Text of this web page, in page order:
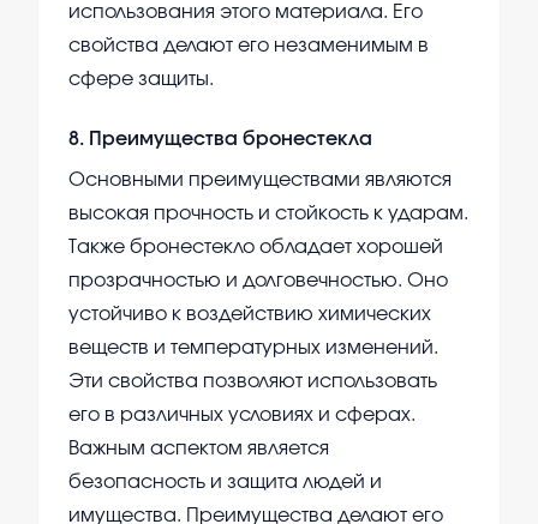
использования этого материала. Его
свойства делают его незаменимым в
сфере защиты.
8. Преимущества бронестекла
Основными преимуществами являются
высокая прочность и стойкость к ударам.
Также бронестекло обладает хорошей
прозрачностью и долговечностью. Оно
устойчиво к воздействию химических
веществ и температурных изменений.
Эти свойства позволяют использовать
его в различных условиях и сферах.
Важным аспектом является
безопасность и защита людей и
имущества. Преимущества делают его